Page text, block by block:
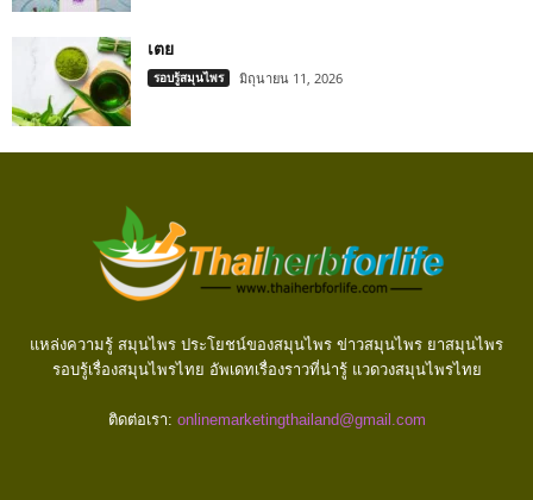
เตย
รอบรู้สมุนไพร มิถุนายน 11, 2026
แหล่งความรู้ สมุนไพร ประโยชน์ของสมุนไพร ข่าวสมุนไพร ยาสมุนไพร
รอบรู้เรื่องสมุนไพรไทย อัพเดทเรื่องราวที่น่ารู้ แวดวงสมุนไพรไทย
ติดต่อเรา: onlinemarketingthailand@gmail.com